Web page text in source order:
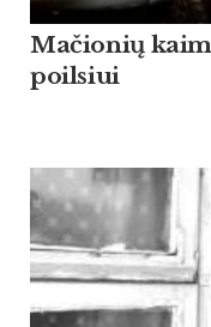
Mačionių
poilsiui